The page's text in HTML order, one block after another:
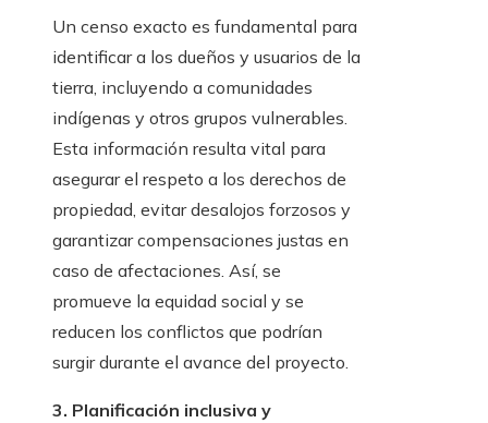
Un censo exacto es fundamental para
identificar a los dueños y usuarios de la
tierra, incluyendo a comunidades
indígenas y otros grupos vulnerables.
Esta información resulta vital para
asegurar el respeto a los derechos de
propiedad, evitar desalojos forzosos y
garantizar compensaciones justas en
caso de afectaciones. Así, se
promueve la equidad social y se
reducen los conflictos que podrían
surgir durante el avance del proyecto.
3. Planificación inclusiva y